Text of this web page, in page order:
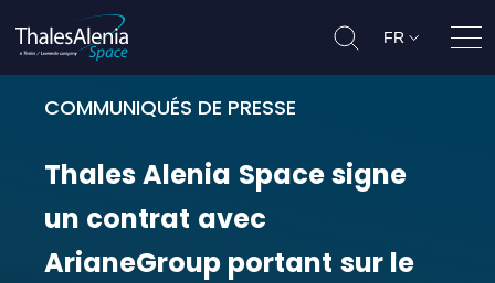
FR
COMMUNIQUÉS DE PRESSE
Thales Alenia Space signe un
ThalesAlenia Spacesigne
un contrat avec
ArianeGroup portant sur le